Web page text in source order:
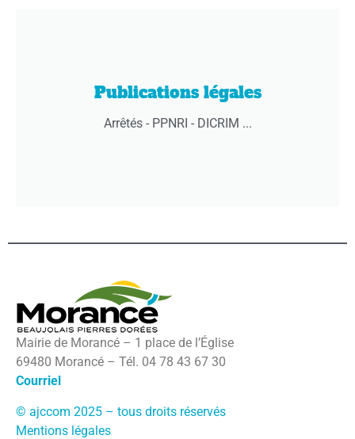
Publications légales
Arrêtés - PPNRI - DICRIM ...
Mairie de Morancé – 1 place de l’Église
69480 Morancé – Tél. 04 78 43 67 30
Courriel
© ajccom 2025 – tous droits réservés
Mentions légales